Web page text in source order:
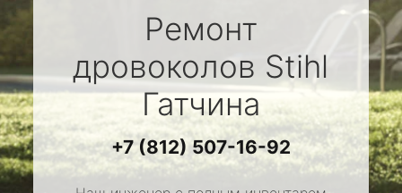
Ремонт
дровоколов Stihl
Гатчина
+7 (812) 507-16-92